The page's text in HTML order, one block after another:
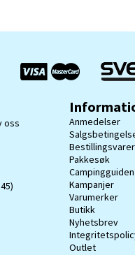
meg en
oss
Anmedelser
Bestillingsvarer
Pakkesøk
Campingguiden
Kampanjer
Varumerker
Butikk
Nyhetsbrev
Outlet